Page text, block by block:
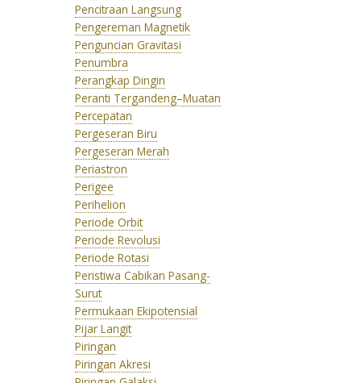
Pencitraan Langsung
Pengereman Magnetik
Penguncian Gravitasi
Penumbra
Perangkap Dingin
Peranti Tergandeng–Muatan
Percepatan
Pergeseran Biru
Pergeseran Merah
Periastron
Perigee
Perihelion
Periode Orbit
Periode Revolusi
Periode Rotasi
Peristiwa Cabikan Pasang-
Surut
Permukaan Ekipotensial
Pijar Langit
Piringan
Piringan Akresi